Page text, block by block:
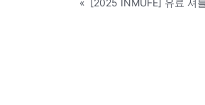
« [2025 INMUFE] 유료 셔